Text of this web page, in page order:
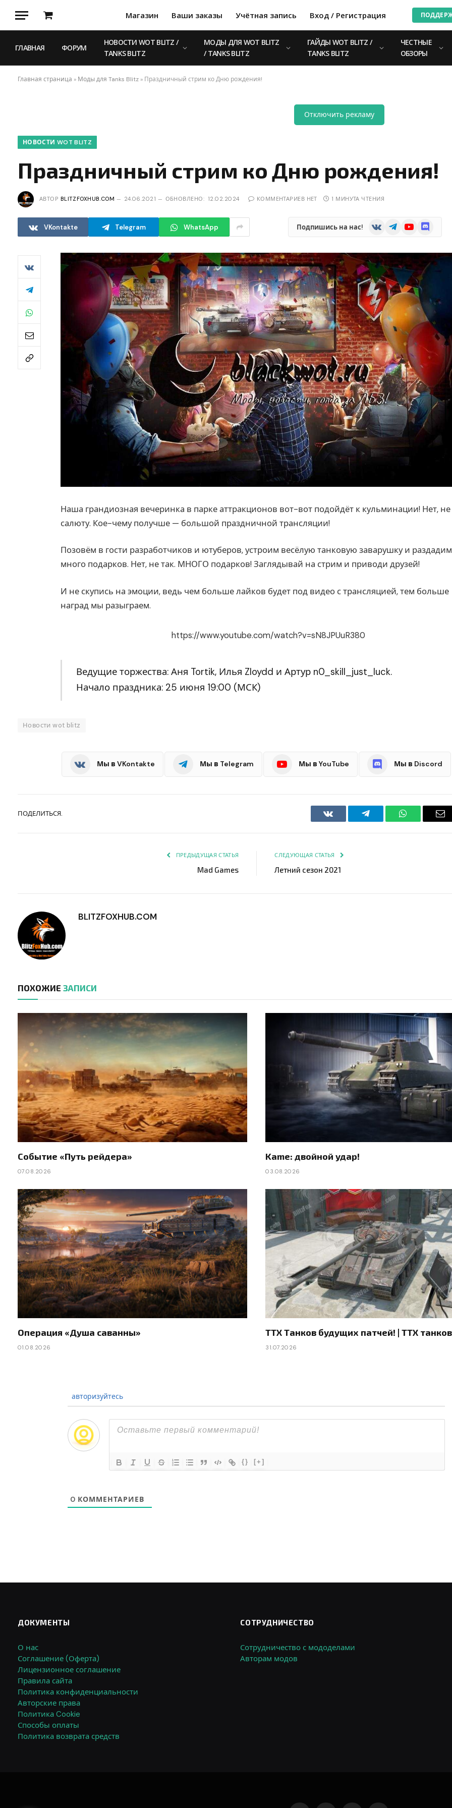
Корзина
Магазин Ваши заказы Учётная запись Вход / Регистрация
ГЛАВНАЯ ФОРУМ
НОВОСТИ WOT BLITZ /
TANKS BLITZ
МОДЫ ДЛЯ WOT BLITZ
/ TANKS BLITZ
ГАЙДЫ WOT BLITZ /
TANKS BLITZ
ЧЕСТНЫЕ
ОБЗОРЫ
Главная страница » Моды для Tanks Blitz » Праздничный стрим ко Дню рождения!
Отключить рекламу
НОВОСТИ WOT BLITZ
Праздничный стрим ко Дню рождения!
АВТОР BLITZFOXHUB.COM 24.06.2021 ОБНОВЛЕНО: 12.02.2024 КОММЕНТАРИЕВ НЕТ 1 МИНУТА ЧТЕНИЯ
VKontakte Telegram WhatsApp Подпишись на нас! VKontakteTelegramYouTubeDiscord
Наша грандиозная вечеринка в парке аттракционов вот-вот подойдёт к кульминации! Нет, не
салюту. Кое-чему получше — большой праздничной трансляции!
Позовём в гости разработчиков и ютуберов, устроим весёлую танковую заварушку и раздадим
много подарков. Нет, не так. МНОГО подарков! Заглядывай на стрим и приводи друзей!
И не скупись на эмоции, ведь чем больше лайков будет под видео с трансляцией, тем больше
наград мы разыграем.
https://www.youtube.com/watch?v=sN8JPUuR380
Ведущие торжества: Аня Tortik, Илья Zloydd и Артур n0_skill_just_luck.
Начало праздника: 25 июня 19:00 (МСК)
Новости wot blitz
Мы в VKontakte Мы в Telegram Мы в YouTube Мы в Discord
ПОДЕЛИТЬСЯ.
VKontakteTelegram WhatsApp
ПРЕДЫДУЩАЯ СТАТЬЯ
Mad Games
СЛЕДУЮЩАЯ СТАТЬЯ
Летний сезон 2021
BLITZFOXHUB.COM
ПОХОЖИЕ ЗАПИСИ
Событие «Путь рейдера»
07.08.2026
Kame: двойной удар!
03.08.2026
Операция «Душа саванны»
01.08.2026
ТТХ Танков будущих патчей! | ТТХ танков
31.07.2026
авторизуйтесь
{} [+]
0 КОММЕНТАРИЕВ
ДОКУМЕНТЫ
О нас
Соглашение (Оферта)
Лицензионное соглашение
Правила сайта
Политика конфиденциальности
Авторские права
Политика Cookie
Способы оплаты
Политика возврата средств
СОТРУДНИЧЕСТВО
Сотрудничество с мододелами
Авторам модов